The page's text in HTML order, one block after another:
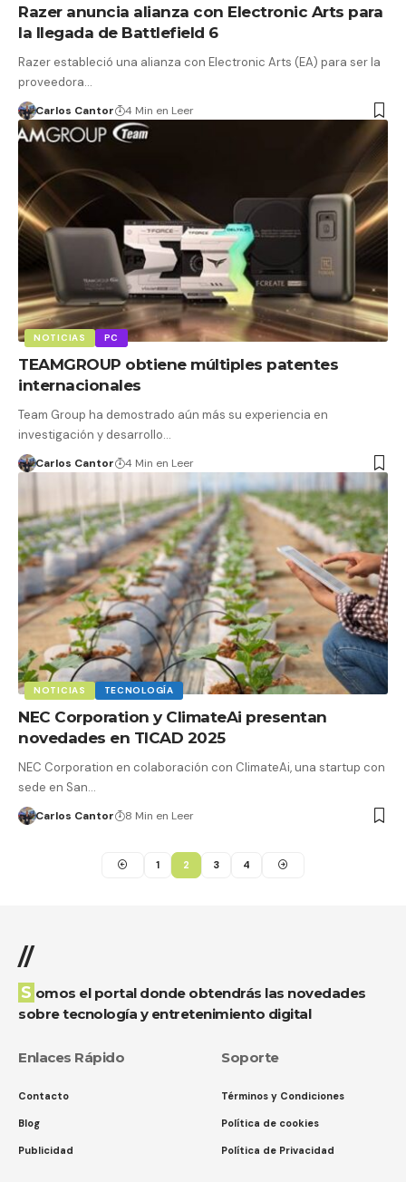
Razer anuncia alianza con Electronic Arts para
la llegada de Battlefield 6
Razer estableció una alianza con Electronic Arts (EA) para ser la
proveedora…
Carlos Cantor 4 Min en Leer
NOTICIAS PC
TEAMGROUP obtiene múltiples patentes
internacionales
Team Group ha demostrado aún más su experiencia en
investigación y desarrollo…
Carlos Cantor 4 Min en Leer
NOTICIAS TECNOLOGÍA
NEC Corporation y ClimateAi presentan
novedades en TICAD 2025
NEC Corporation en colaboración con ClimateAi, una startup con
sede en San…
Carlos Cantor 8 Min en Leer
1 2 3 4
//
Somos el portal donde obtendrás las novedades
sobre tecnología y entretenimiento digital
Enlaces Rápido
Contacto
Blog
Publicidad
Soporte
Términos y Condiciones
Política de cookies
Política de Privacidad